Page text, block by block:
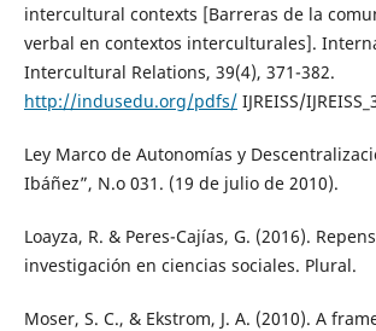
intercultural contexts [Barreras de la
verbal en contextos interculturales].
Intercultural Relations, 39(4), 371-382.
http://indusedu.org/pdfs/IJREISS/
Ley Marco de Autonomías y
Ibáñez”, N.o 031. (19 de julio de 2010).
Loayza, R. & Peres-Cajías, G. (2016).
investigación en ciencias sociales. Plural.
Moser, S. C., & Ekstrom, J. A. (2010). A